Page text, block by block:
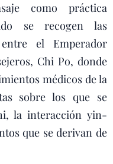
como práctica
se recogen las
entre el Emperador
Chi Po, donde
médicos de la
sobre los que se
la interacción yin-
que se derivan de